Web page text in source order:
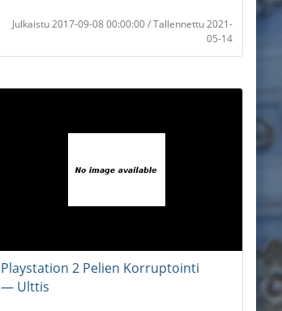
Julkaistu 2017-09-08 00:00:00 / Tallennettu 2021-
05-14
Playstation 2 Pelien Korruptointi
― Ulttis